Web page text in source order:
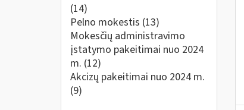
(14)
Pelno mokestis (13)
Mokesčių administravimo
įstatymo pakeitimai nuo 2024
m. (12)
Akcizų pakeitimai nuo 2024 m.
(9)